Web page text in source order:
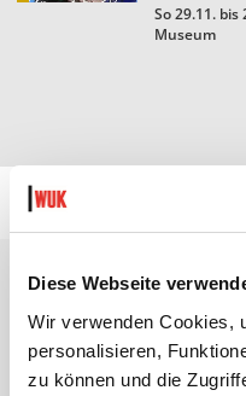
Diese Webseite
Wir verwenden Cookies,
personalisieren,
zu können und die
So 29.11. bis
Museum
TICKETS/